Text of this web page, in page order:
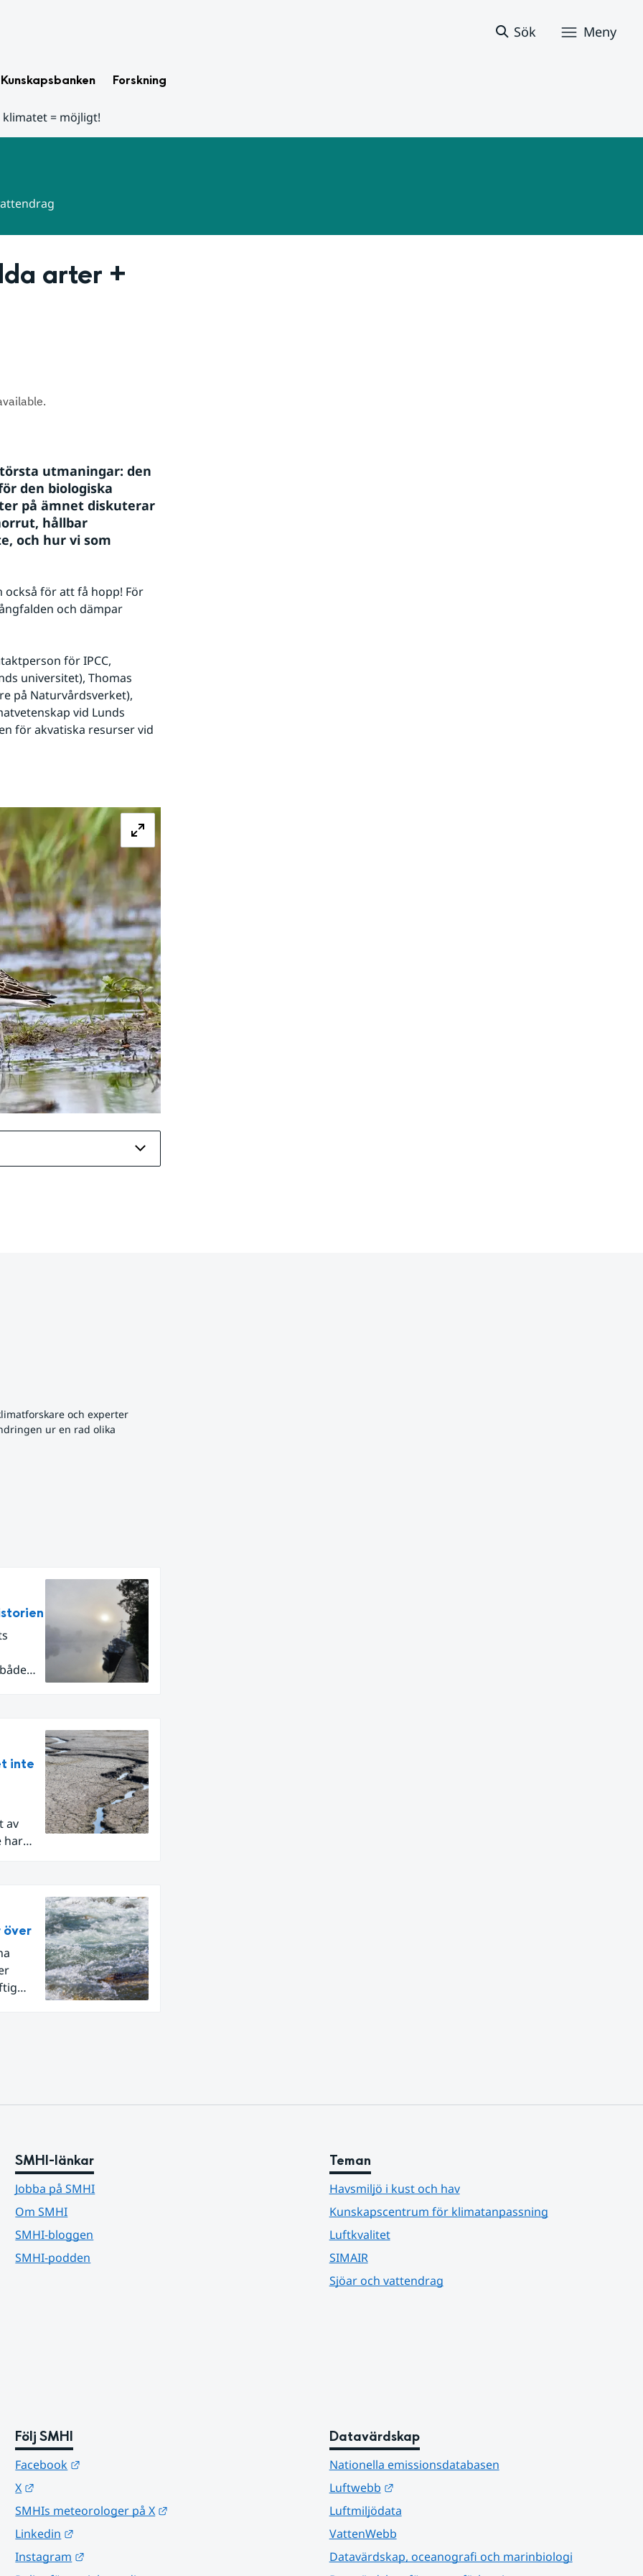
Sök Meny
Kunskapsbanken Forskning
klimatet = möjligt!
arter +
utmaningar: den
den biologiska
på ämnet diskuterar
hållbar
och hur vi som
för att få hopp! För
och dämpar
för IPCC,
universitet), Thomas
på Naturvårdsverket),
vid Lunds
för akvatiska resurser vid
Förstora bilden
och experter
ur en rad olika
inte
av
har
över
SMHI-länkar
Jobba på SMHI
Om SMHI
SMHI-bloggen
SMHI-podden
Teman
Havsmiljö i kust och hav
Kunskapscentrum för klimatanpassning
Luftkvalitet
SIMAIR
Sjöar och vattendrag
Följ SMHI
Facebook
X
SMHIs meteorologer på X
Linkedin
Instagram
Datavärdskap
Nationella emissionsdatabasen
Luftwebb
Länk till annan webbplats.
Luftmiljödata
VattenWebb
Datavärdskap, oceanografi och marinbiologi